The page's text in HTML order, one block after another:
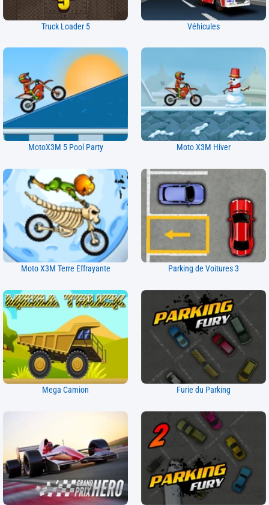
Truck Loader 5 Véhicules
MotoX3M 5 Pool Party Moto X3M Hiver
Moto X3M Terre Effrayante Parking de Voitures 3
Mega Camion Furie du Parking